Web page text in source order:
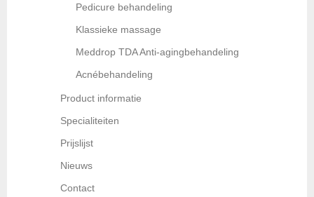
Pedicure behandeling
Klassieke massage
Meddrop TDA Anti-agingbehandeling
Acnébehandeling
Product informatie
Specialiteiten
Prijslijst
Nieuws
Contact